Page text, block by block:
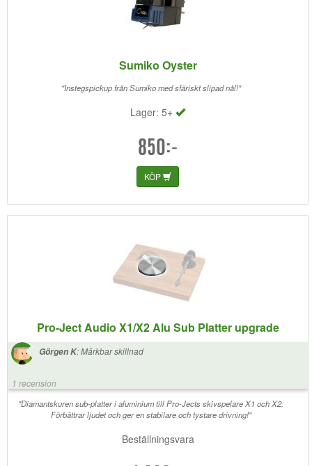
Sumiko Oyster
"Instegspickup från Sumiko med sfäriskt slipad nål!"
Lager: 5+
850:-
KÖP
Pro-Ject Audio X1/X2 Alu Sub Platter upgrade
Görgen K:Märkbar skillnad
1 recension
"Diamantskuren sub-platter i aluminium till Pro-Jects skivspelare X1 och X2.
Förbättrar ljudet och ger en stabilare och tystare drivning!"
Beställningsvara